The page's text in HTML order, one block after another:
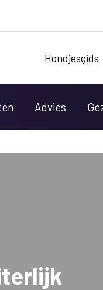
Hondjesgids
Advies